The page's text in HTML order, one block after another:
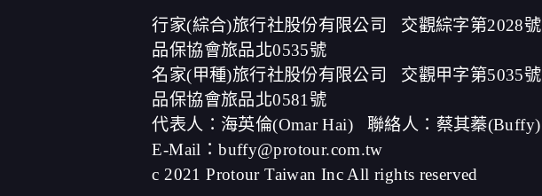
行家(綜合)旅行社股份有限公司
交觀綜字第2028號
品保協會旅品北0535號
名家(甲種)旅行社股份有限公司
交觀甲字第5035號
品保協會旅品北0581號
代表人：海英倫(Omar Hai)
聯絡人：蔡其蓁(Buffy)
E-Mail：buffy@protour.com.tw
c 2021 Protour Taiwan Inc All rights reserved